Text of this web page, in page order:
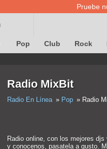
Pruebe
Pop Club Rock
Radio MixBit
Radio En Línea Pop Radio
Radio online, con los mejores
y conocenos, pasatela a gusto.